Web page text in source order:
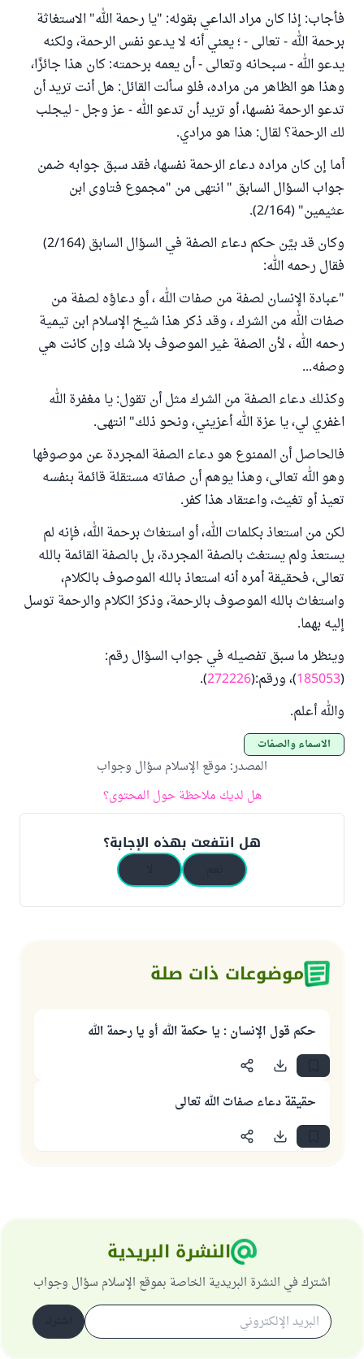
فأجاب: إذا كان مراد الداعي بقوله: "يا رحمة الله" الاستغاثة
برحمة الله - تعالى - ؛ يعني أنه لا يدعو نفس الرحمة، ولكنه
يدعو الله - سبحانه وتعالى - أن يعمه برحمته: كان هذا جائزًا،
وهذا هو الظاهر من مراده، فلو سألت القائل: هل أنت تريد أن
تدعو الرحمة نفسها، أو تريد أن تدعو الله - عز وجل - ليجلب
لك الرحمة؟ لقال: هذا هو مرادي.
أما إن كان مراده دعاء الرحمة نفسها، فقد سبق جوابه ضمن
جواب السؤال السابق " انتهى من "مجموع فتاوى ابن
عثيمين" (2/164).
وكان قد بيَّن حكم دعاء الصفة في السؤال السابق (2/164)
فقال رحمه الله:
"عبادة الإنسان لصفة من صفات الله ، أو دعاؤه لصفة من
صفات الله من الشرك ، وقد ذكر هذا شيخ الإسلام ابن تيمية
رحمه الله ، لأن الصفة غير الموصوف بلا شك وإن كانت هي
وصفه...
وكذلك دعاء الصفة من الشرك مثل أن تقول: يا مغفرة الله
اغفري لي، يا عزة الله أعزيني، ونحو ذلك" انتهى.
فالحاصل أن الممنوع هو دعاء الصفة المجردة عن موصوفها
وهو الله تعالى، وهذا يوهم أن صفاته مستقلة قائمة بنفسه
تعيذ أو تغيث، واعتقاد هذا كفر.
لكن من استعاذ بكلمات الله، أو استغاث برحمة الله، فإنه لم
يستعذ ولم يستغث بالصفة المجردة، بل بالصفة القائمة بالله
تعالى، فحقيقة أمره أنه استعاذ بالله الموصوف بالكلام،
واستغاث بالله الموصوف بالرحمة، وذكرُ الكلام والرحمة توسل
إليه بهما.
وينظر ما سبق تفصيله في جواب السؤال رقم:
(
185053)، ورقم:(272226
).
والله أعلم.
الأسماء والصفات
المصدر: موقع الإسلام سؤال وجواب
هل لديك ملاحظة حول المحتوى؟
هل انتفعت بهذه الإجابة؟
موضوعات ذات صلة
حكم قول الإنسان : يا حكمة الله أو يا رحمة الله
حقيقة دعاء صفات الله تعالى
النشرة البريدية
اشترك في النشرة البريدية الخاصة بموقع الإسلام سؤال وجواب